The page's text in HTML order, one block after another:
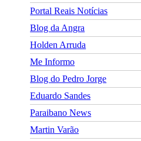
Portal Reais Notí­cias
Blog da Angra
Holden Arruda
Me Informo
Blog do Pedro Jorge
Eduardo Sandes
Paraibano News
Martin Varão